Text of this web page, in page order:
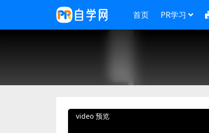
首页 PR学习
video 预览